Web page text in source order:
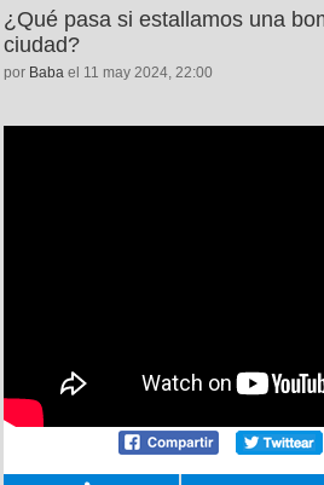
¿Qué pasa si estallamos una
ciudad?
por Baba el 11 may 2024, 22:00